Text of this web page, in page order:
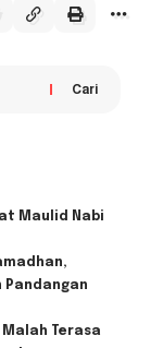
Cari
Maulid Nabi
Pandangan
Malah Terasa